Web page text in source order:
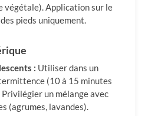
végétale). Application sur le
pieds uniquement.
: Utiliser dans un
(10 à 15 minutes
Privilégier un mélange avec
(agrumes, lavandes).